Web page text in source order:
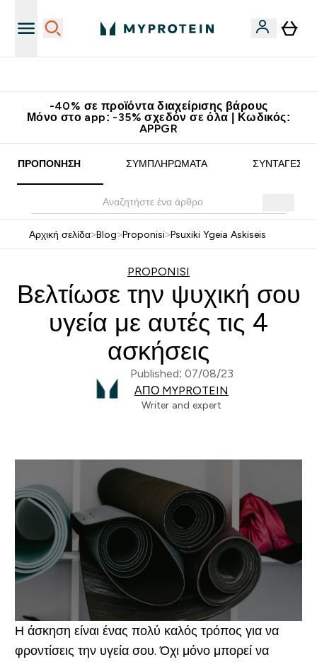
-40% σε προϊόντα διαχείρισης βάρους
Μόνο στο app: -35% σχεδόν σε όλα | Κωδικός:
APPGR
ΠΡΟΠΌΝΗΣΗ ΣΥΜΠΛΗΡΏΜΑΤΑ ΣΥΝΤΑΓΈΣ
Αρχική σελίδα>Blog>Proponisi>Psuxiki Ygeia Askiseis
PROPONISI
Βελτίωσε την ψυχική σου
υγεία με αυτές τις 4
ασκήσεις
Published: 07/08/23
ΑΠΌ MYPROTEIN
Writer and expert
Η άσκηση είναι ένας πολύ καλός τρόπος για να
φροντίσεις την υγεία σου. Όχι μόνο μπορεί να